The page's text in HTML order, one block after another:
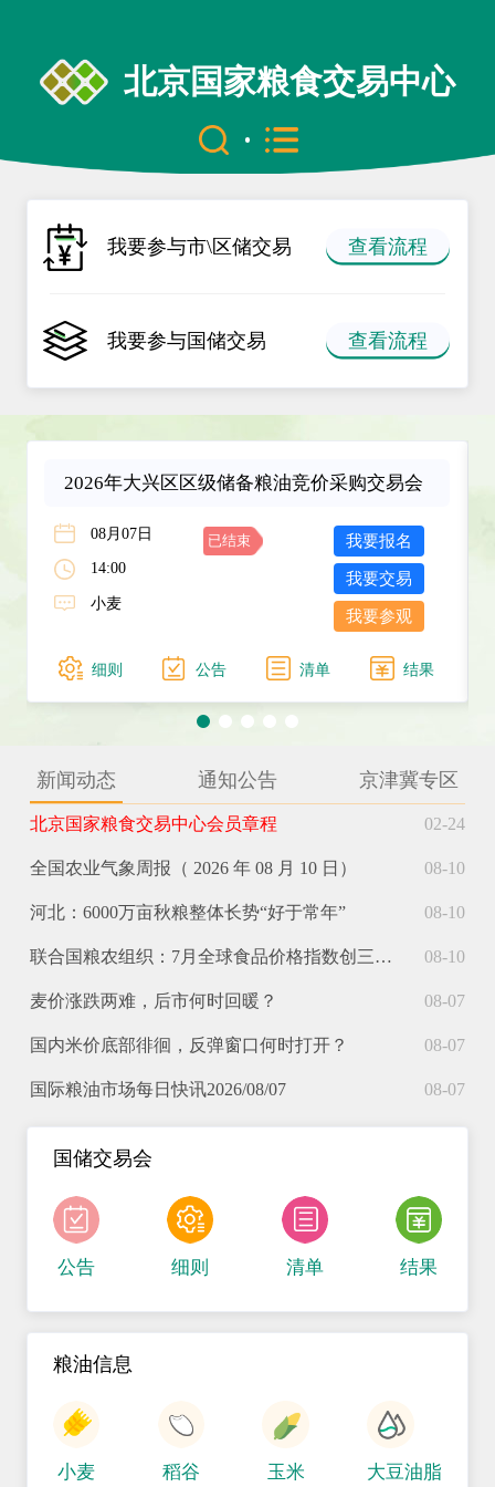
北京国家粮食交易中心
我要参与市\区储交易 查看流程
我要参与国储交易 查看流程
2026年大兴区区级储备粮油竞价采购交易会
08月07日
14:00
小麦
我要报名
我要交易
我要参观
细则 公告 清单 结果
已结束
新闻动态 通知公告 京津冀专区
北京国家粮食交易中心会员章程 02-24
全国农业气象周报（ 2026 年 08 月 10 日） 08-10
河北：6000万亩秋粮整体长势“好于常年” 08-10
联合国粮农组织：7月全球食品价格指数创三年多来新高 08-10
麦价涨跌两难，后市何时回暖？ 08-07
国内米价底部徘徊，反弹窗口何时打开？ 08-07
国际粮油市场每日快讯2026/08/07 08-07
国储交易会
公告 细则 清单 结果
粮油信息
小麦 稻谷 玉米 大豆油脂